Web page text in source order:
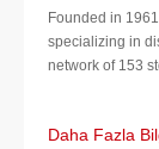
Founded in
specializing in
network of 153
Daha Fazla